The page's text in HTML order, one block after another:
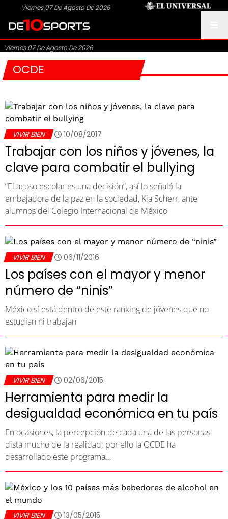
Viernes 07 De Agosto De 2026
Viernes 07 De Agosto De 2026
OCDE
VIVIR BIEN 10/08/2017
Trabajar con los niños y jóvenes, la
clave para combatir el bullying
“El acoso escolar es una decisión”, así lo señaló la
embajadora de la paz en la sociedad, Kia Scherr, ante
alumnos del Colegio Internacional de México
VIVIR BIEN 06/11/2016
Los países con el mayor y menor
número de “ninis”
México sí está dentro de este ranking de jóvenes que no
estudian ni trabajan
VIVIR BIEN 02/06/2015
Herramienta para medir la
desigualdad económica en tu país
En ocasiones, la percepción de cada una de las personas
dista mucho de la realidad; por ello la OCDE ha
desarrollado este programa…
VIVIR BIEN 13/05/2015